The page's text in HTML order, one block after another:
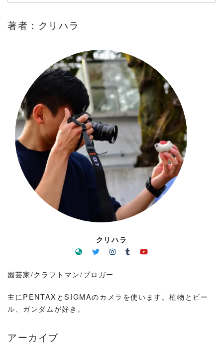
著者：クリハラ
クリハラ
園芸家/クラフトマン/ブロガー
主にPENTAXとSIGMAのカメラを使います。植物とビー
ル、ガンダムが好き。
アーカイブ